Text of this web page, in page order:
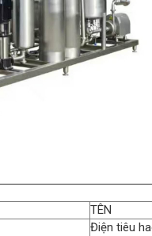
TÊN
Điện tiêu